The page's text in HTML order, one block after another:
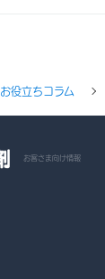
お役立ちコラム
お客さま向け情報